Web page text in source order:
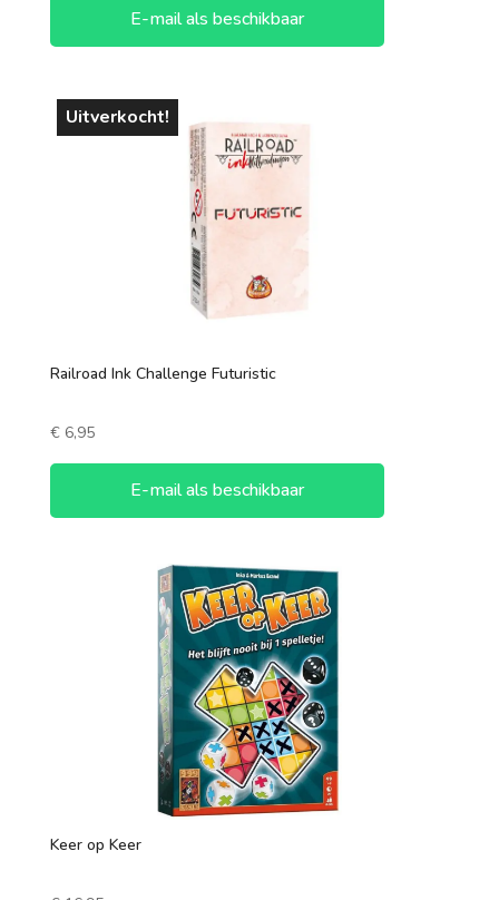
E-mail als beschikbaar
Uitverkocht!
Railroad Ink Challenge Futuristic
€6,95
E-mail als beschikbaar
Keer op Keer